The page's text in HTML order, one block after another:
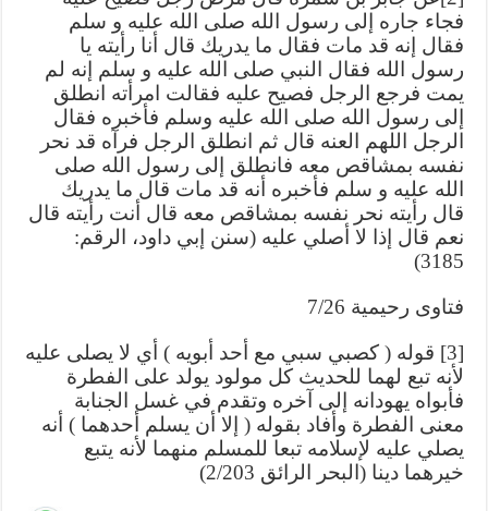
فجاء جاره إلى رسول الله صلى الله عليه و سلم
فقال إنه قد مات فقال ما يدريك قال أنا رأيته يا
رسول الله فقال النبي صلى الله عليه و سلم إنه لم
يمت فرجع الرجل فصيح عليه فقالت امرأته انطلق
إلى رسول الله صلى الله عليه وسلم فأخبره فقال
الرجل اللهم العنه قال ثم انطلق الرجل فرآه قد نحر
نفسه بمشاقص معه فانطلق إلى رسول الله صلى
الله عليه و سلم فأخبره أنه قد مات قال ما يدريك
قال رأيته نحر نفسه بمشاقص معه قال أنت رأيته قال
نعم قال إذا لا أصلي عليه (سنن إبي داود، الرقم:
3185)
فتاوى رحيمية 7/26
[3] قوله ( كصبي سبي مع أحد أبويه ) أي لا يصلى عليه
لأنه تبع لهما للحديث كل مولود يولد على الفطرة
فأبواه يهودانه إلى آخره وتقدم في غسل الجنابة
معنى الفطرة وأفاد بقوله ( إلا أن يسلم أحدهما ) أنه
يصلي عليه لإسلامه تبعا للمسلم منهما لأنه يتبع
خيرهما دينا (البحر الرائق 2/203)